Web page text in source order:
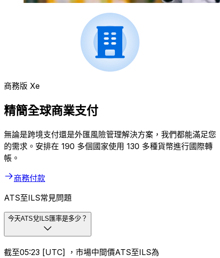
商務版 Xe
精簡全球商業支付
無論是跨境支付還是外匯風險管理解決方案，我們都能滿足您
的需求。安排在 190 多個國家使用 130 多種貨幣進行國際轉
帳。
商務付款
ATS至ILS常見問題
今天ATS兌ILS匯率是多少？
截至05:23 [UTC] ，市場中間價ATS至ILS為